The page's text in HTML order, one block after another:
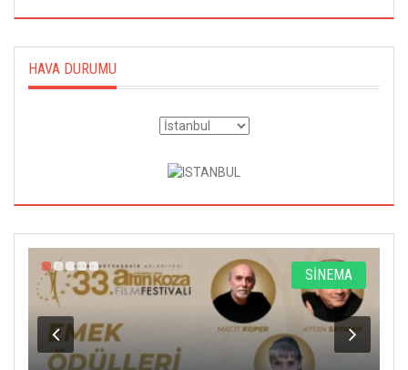
HAVA DURUMU
SİNEMA